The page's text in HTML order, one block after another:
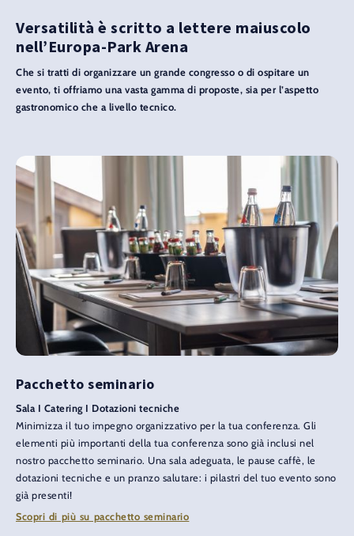
Versatilità è scritto a lettere maiuscolo
nell’Europa-Park Arena
Che si tratti di organizzare un grande congresso o di ospitare un
evento, ti offriamo una vasta gamma di proposte, sia per l’aspetto
gastronomico che a livello tecnico.
Pacchetto seminario
Sala I Catering I Dotazioni tecniche
Minimizza il tuo impegno organizzativo per la tua conferenza. Gli
elementi più importanti della tua conferenza sono già inclusi nel
nostro pacchetto seminario. Una sala adeguata, le pause caffè, le
dotazioni tecniche e un pranzo salutare: i pilastri del tuo evento sono
già presenti!
Scopri di più su pacchetto seminario